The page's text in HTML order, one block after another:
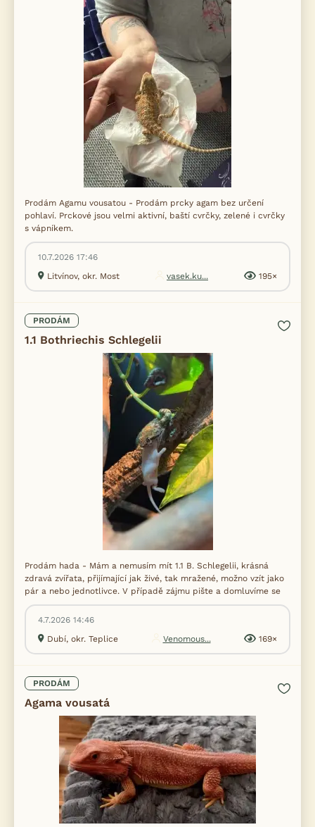
Prodám Agamu vousatou - Prodám prcky agam bez určení
pohlaví. Prckové jsou velmi aktivní, baští cvrčky, zelené i cvrčky
s vápníkem.
10.7.2026 17:46
Litvínov, okr. Most
vasek.ku... 195×
PRODÁM
1.1 Bothriechis Schlegelii
Prodám hada - Mám a nemusím mít 1.1 B. Schlegelii, krásná
zdravá zvířata, přijímající jak živé, tak mražené, možno vzít jako
pár a nebo jednotlivce. V případě zájmu pište a domluvíme se
4.7.2026 14:46
Dubí, okr. Teplice
Venomous... 169×
PRODÁM
Agama vousatá